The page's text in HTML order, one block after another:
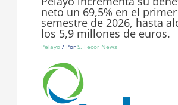
neto un 69,5% en el primer
semestre de 2026, hasta
los 5,9 millones de euros.
Pelayo / Por S. Fecor News